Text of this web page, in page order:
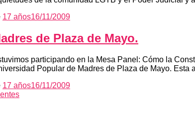
17 años16/11/2009
de Plaza de Mayo.
participando en la Mesa Panel: Cómo la
Popular de Madres de Plaza de Mayo.
17 años16/11/2009